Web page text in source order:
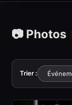
📷 Photos
Trier :